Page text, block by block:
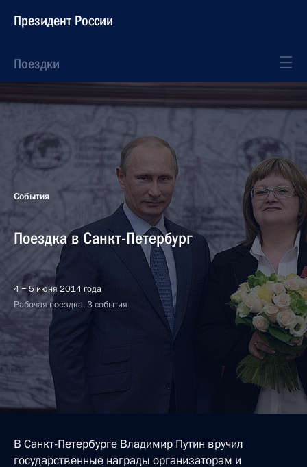
Президент России
Поездки
События
Поездка в Санкт-Петербург
4 − 5 июня 2014 года
Рабочая поездка, 3 события
В Санкт-Петербурге Владимир Путин вручил
государственные награды организаторам и